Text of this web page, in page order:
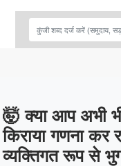
🤯 क्या आप अभी
किराया गणना कर
व्यक्तिगत रूप से